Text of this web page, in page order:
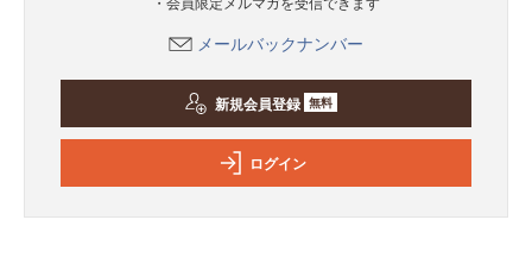
メールバックナンバー
新規会員登録 無料
ログイン